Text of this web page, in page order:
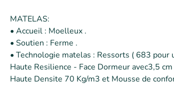
MATELAS:
• Accueil : Moelleux .
• Soutien : Ferme .
• Technologie matelas : Ressorts ( 683
Haute Resilience - Face Dormeur avec3,5
Haute Densite 70 Kg/m3 et Mousse de